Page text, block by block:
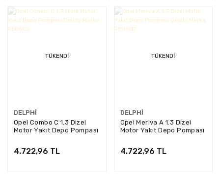
TÜKENDI
DELPHI
Opel Combo C 1.3 Dizel
Motor Yakıt Depo Pompası
4.722,96 TL
TÜKENDI
DELPHI
Opel Meriva A 1.3 Dizel
Motor Yakıt Depo Pompası
4.722,96 TL